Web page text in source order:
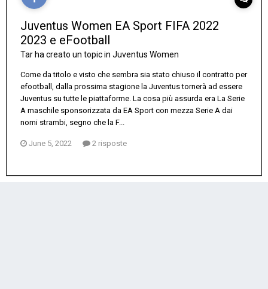
Juventus Women EA Sport FIFA 2022
2023 e eFootball
Tar ha creato un topic in Juventus Women
Come da titolo e visto che sembra sia stato chiuso il contratto per
efootball, dalla prossima stagione la Juventus tornerà ad essere
Juventus su tutte le piattaforme. La cosa più assurda era La Serie
A maschile sponsorizzata da EA Sport con mezza Serie A dai
nomi strambi, segno che la F...
June 5, 2022 2 risposte